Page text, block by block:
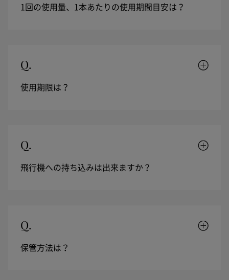
1回の使用量、1本あたりの使用期間目安は？
Q.
使用期限は？
Q.
飛行機への持ち込みは出来ますか？
Q.
保管方法は？